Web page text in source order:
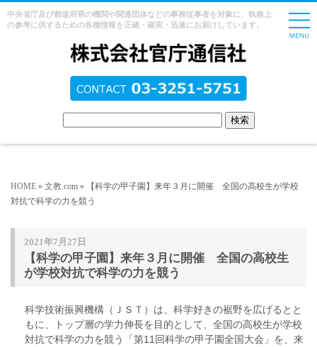
中央省庁及び都道府県の機関や関連団体などの事務従事者を対象に、執務上
の参考に供するための各種情報を正確・確実・迅速にお届けしています。
HOME » 文教.com » 【科学の甲子園】来年３月に開催 全国の高校生が学校
対抗で科学の力を競う
2021年7月27日
【科学の甲子園】来年３月に開催 全国の高校生
が学校対抗で科学の力を競う
科学技術振興機構（ＪＳＴ）は、科学好きの裾野を広げるとと
もに、トップ層の学力伸長を目的として、全国の高校生が学校
対抗で科学の力を競う「第11回科学の甲子園全国大会」を、来